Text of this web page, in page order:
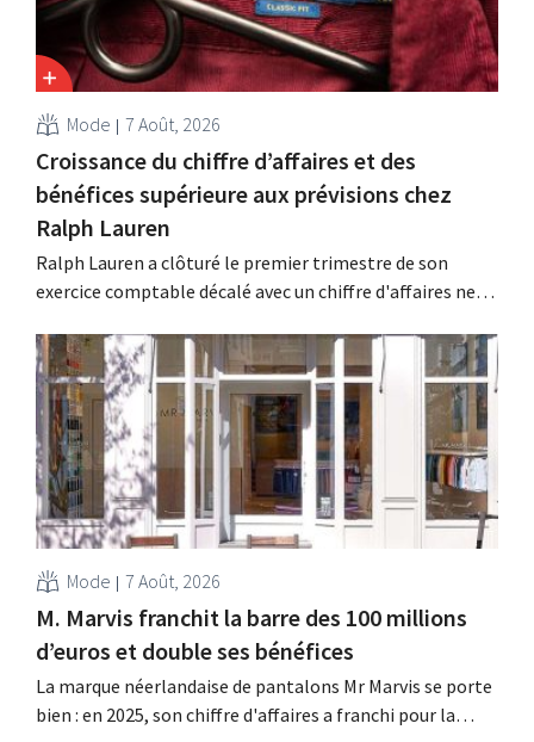
Mode 7 Août, 2026
Croissance du chiffre d’affaires et des
bénéfices supérieure aux prévisions chez
Ralph Lauren
Ralph Lauren a clôturé le premier trimestre de son
exercice comptable décalé avec un chiffre d'affaires net
soit une hausse de 14 % par rapport à l'année
précédente. Fort de ce démarrage supérieur aux
attentes, le groupe revoit également à la...
Mode 7 Août, 2026
M. Marvis franchit la barre des 100 millions
d’euros et double ses bénéfices
La marque néerlandaise de pantalons Mr Marvis se porte
bien : en 2025, son chiffre d'affaires a franchi pour la